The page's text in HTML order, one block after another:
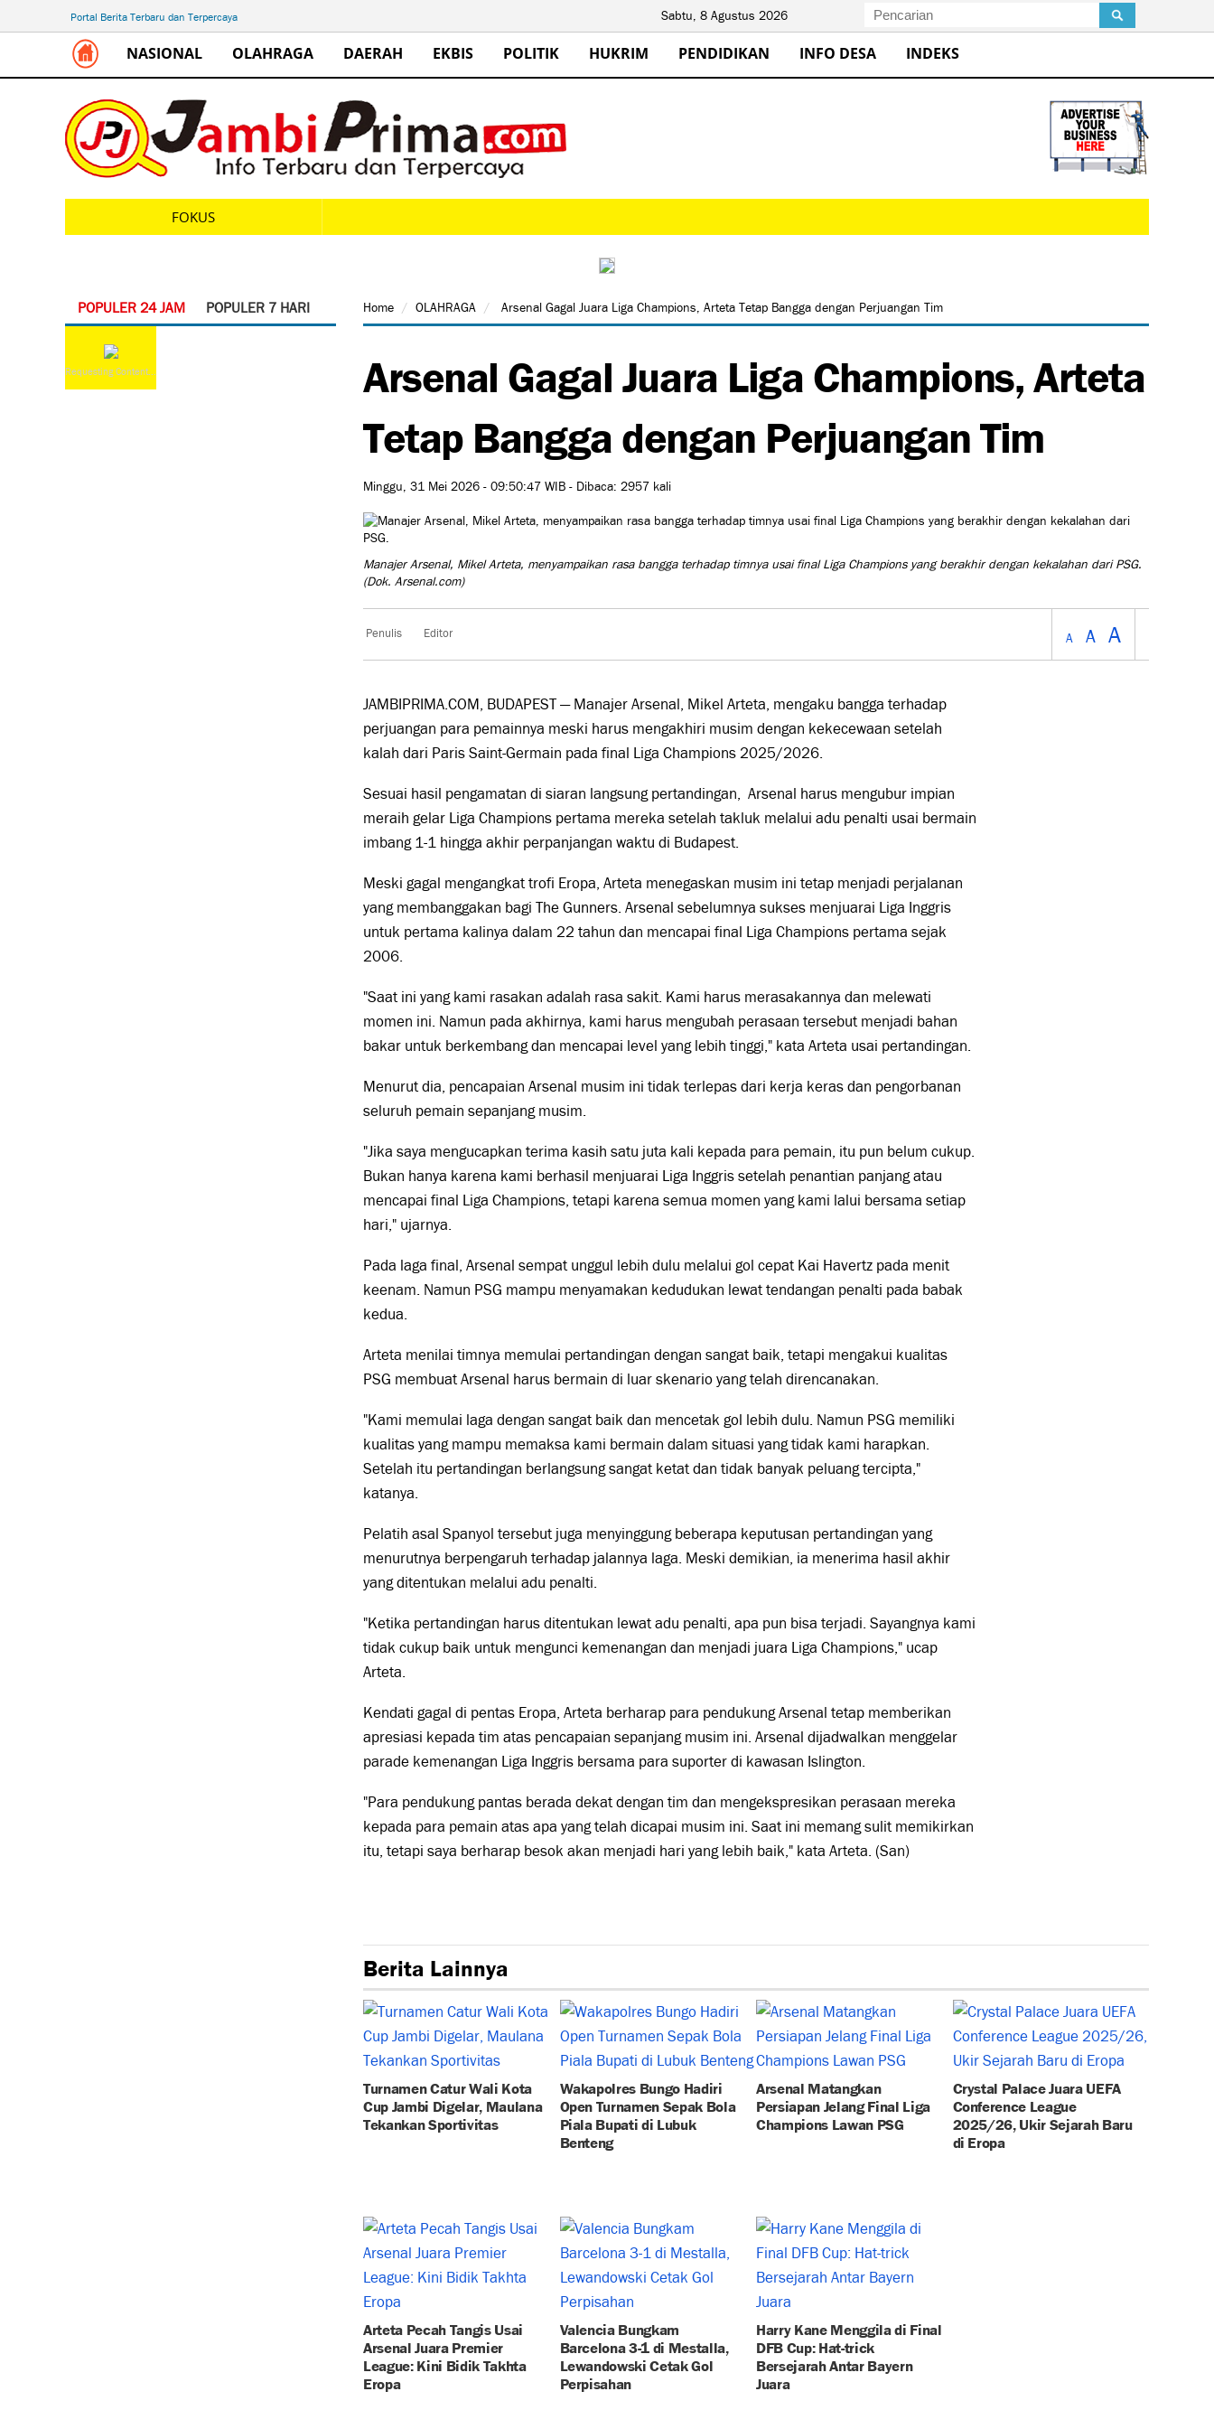
Portal Berita Terbaru dan Terpercaya Sabtu, 8 Agustus 2026
NASIONAL OLAHRAGA DAERAH EKBIS POLITIK HUKRIM PENDIDIKAN INFO DESA INDEKS
FOKUS
POPULER 24 JAM POPULER 7 HARI
Requesting Content...
Home OLAHRAGA Arsenal Gagal Juara Liga Champions, Arteta Tetap Bangga dengan Perjuangan Tim
Arsenal Gagal Juara Liga Champions, Arteta
Tetap Bangga dengan Perjuangan Tim
Minggu, 31 Mei 2026 - 09:50:47 WIB - Dibaca: 2957 kali
Manajer Arsenal, Mikel Arteta, menyampaikan rasa bangga terhadap timnya usai final Liga Champions yang berakhir dengan kekalahan dari PSG.
(Dok. Arsenal.com)
Penulis Editor A A A
JAMBIPRIMA.COM, BUDAPEST — Manajer Arsenal, Mikel Arteta, mengaku bangga terhadap
perjuangan para pemainnya meski harus mengakhiri musim dengan kekecewaan setelah
kalah dari Paris Saint-Germain pada final Liga Champions 2025/2026.
Sesuai hasil pengamatan di siaran langsung pertandingan, Arsenal harus mengubur impian
meraih gelar Liga Champions pertama mereka setelah takluk melalui adu penalti usai bermain
imbang 1-1 hingga akhir perpanjangan waktu di Budapest.
Meski gagal mengangkat trofi Eropa, Arteta menegaskan musim ini tetap menjadi perjalanan
yang membanggakan bagi The Gunners. Arsenal sebelumnya sukses menjuarai Liga Inggris
untuk pertama kalinya dalam 22 tahun dan mencapai final Liga Champions pertama sejak
2006.
"Saat ini yang kami rasakan adalah rasa sakit. Kami harus merasakannya dan melewati
momen ini. Namun pada akhirnya, kami harus mengubah perasaan tersebut menjadi bahan
bakar untuk berkembang dan mencapai level yang lebih tinggi," kata Arteta usai pertandingan.
Menurut dia, pencapaian Arsenal musim ini tidak terlepas dari kerja keras dan pengorbanan
seluruh pemain sepanjang musim.
"Jika saya mengucapkan terima kasih satu juta kali kepada para pemain, itu pun belum cukup.
Bukan hanya karena kami berhasil menjuarai Liga Inggris setelah penantian panjang atau
mencapai final Liga Champions, tetapi karena semua momen yang kami lalui bersama setiap
hari," ujarnya.
Pada laga final, Arsenal sempat unggul lebih dulu melalui gol cepat Kai Havertz pada menit
keenam. Namun PSG mampu menyamakan kedudukan lewat tendangan penalti pada babak
kedua.
Arteta menilai timnya memulai pertandingan dengan sangat baik, tetapi mengakui kualitas
PSG membuat Arsenal harus bermain di luar skenario yang telah direncanakan.
"Kami memulai laga dengan sangat baik dan mencetak gol lebih dulu. Namun PSG memiliki
kualitas yang mampu memaksa kami bermain dalam situasi yang tidak kami harapkan.
Setelah itu pertandingan berlangsung sangat ketat dan tidak banyak peluang tercipta,"
katanya.
Pelatih asal Spanyol tersebut juga menyinggung beberapa keputusan pertandingan yang
menurutnya berpengaruh terhadap jalannya laga. Meski demikian, ia menerima hasil akhir
yang ditentukan melalui adu penalti.
"Ketika pertandingan harus ditentukan lewat adu penalti, apa pun bisa terjadi. Sayangnya kami
tidak cukup baik untuk mengunci kemenangan dan menjadi juara Liga Champions," ucap
Arteta.
Kendati gagal di pentas Eropa, Arteta berharap para pendukung Arsenal tetap memberikan
apresiasi kepada tim atas pencapaian sepanjang musim ini. Arsenal dijadwalkan menggelar
parade kemenangan Liga Inggris bersama para suporter di kawasan Islington.
"Para pendukung pantas berada dekat dengan tim dan mengekspresikan perasaan mereka
kepada para pemain atas apa yang telah dicapai musim ini. Saat ini memang sulit memikirkan
itu, tetapi saya berharap besok akan menjadi hari yang lebih baik," kata Arteta. (San)
Berita Lainnya
Turnamen Catur Wali Kota
Cup Jambi Digelar, Maulana
Tekankan Sportivitas
Wakapolres Bungo Hadiri
Open Turnamen Sepak Bola
Piala Bupati di Lubuk
Benteng
Arsenal Matangkan
Persiapan Jelang Final Liga
Champions Lawan PSG
Crystal Palace Juara UEFA
Conference League
2025/26, Ukir Sejarah Baru
di Eropa
Arteta Pecah Tangis Usai
Arsenal Juara Premier
League: Kini Bidik Takhta
Eropa
Valencia Bungkam
Barcelona 3-1 di Mestalla,
Lewandowski Cetak Gol
Perpisahan
Harry Kane Menggila di Final
DFB Cup: Hat-trick
Bersejarah Antar Bayern
Juara